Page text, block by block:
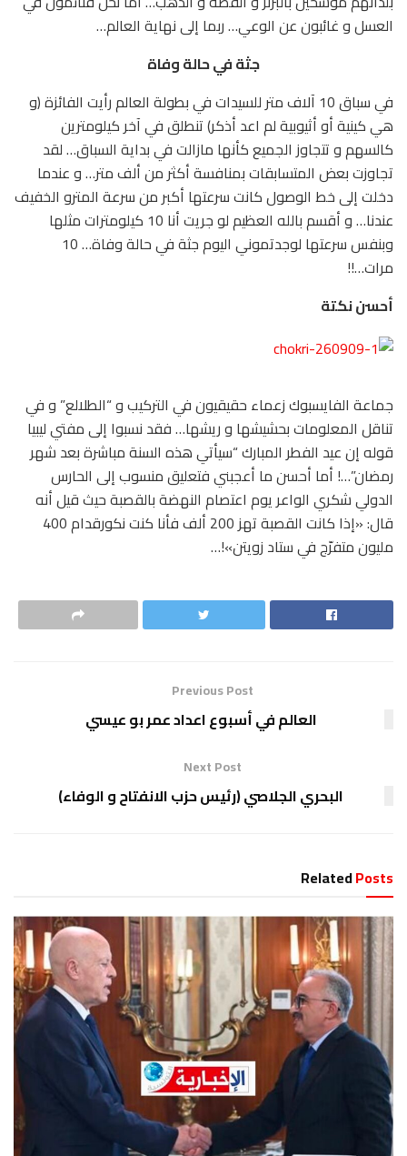
العسل و غائبون عن الوعي… ربما إلى نهاية العالم…
جثة في حالة وفاة
في سباق 10 آلاف متر للسيدات في بطولة العالم رأيت الفائزة (و
هي كينية أو أثيوبية لم اعد أذكر) تنطلق في آخر كيلومترين
كالسهم و تتجاوز الجميع كأنها مازالت في بداية السباق… لقد
تجاوزت بعض المتسابقات بمنافسة أكثر من ألف متر… و عندما
دخلت إلى خط الوصول كانت سرعتها أكبر من سرعة المترو الخفيف
عندنا… و أقسم بالله العظيم لو جريت أنا 10 كيلومترات مثلها
وبنفس سرعتها لوجدتموني اليوم جثة في حالة وفاة… 10
مرات…!!
أحسن نكتة
جماعة الفايسبوك زعماء حقيقيون في التركيب و “الطلالع” و في
تناقل المعلومات بحشيشها و ريشها… فقد نسبوا إلى مفتي ليبيا
قوله إن عيد الفطر المبارك “سيأتي هذه السنة مباشرة بعد شهر
رمضان”…! أما أحسن ما أعجبني فتعليق منسوب إلى الحارس
الدولي شكري الواعر يوم اعتصام النهضة بالقصبة حيث قيل أنه
قال: «إذا كانت القصبة تهز 200 ألف فأنا كنت نكورقدام 400
مليون متفرّج في ستاد زويتن»!…
Previous Post
العالم في أسبوع اعداد عمر بو عيسي
Next Post
البحري الجلاصي (رئيس حزب الانفتاح و الوفاء)
RelatedPosts